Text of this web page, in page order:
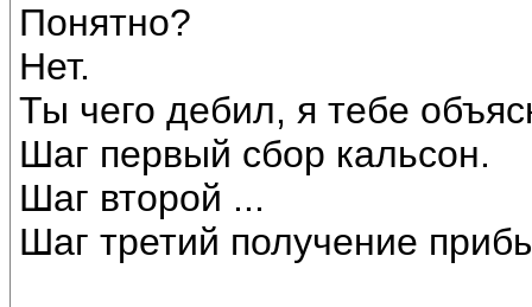
Понятно?
Нет.
Ты чего дебил, я тебе
Шаг первый сбор кальсон.
Шаг второй ...
Шаг третий получение